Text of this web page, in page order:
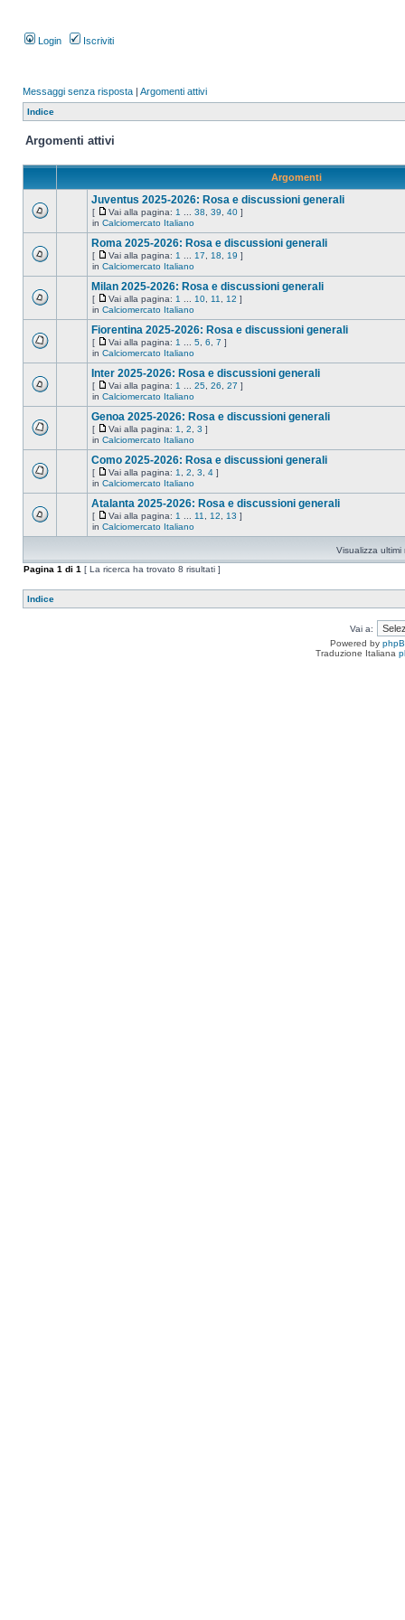
Login Iscriviti
Messaggi senza risposta | Argomenti attivi
Indice
Argomenti attivi
Argomenti
Juventus 2025-2026: Rosa e discussioni generali
[ Vai alla pagina: 1 38 39 40 ]
in Calciomercato Italiano
Roma 2025-2026: Rosa e discussioni generali
[ Vai alla pagina: 1 17 18 19 ]
in Calciomercato Italiano
Milan 2025-2026: Rosa e discussioni generali
[ Vai alla pagina: 1 10 11 12 ]
in Calciomercato Italiano
Fiorentina 2025-2026: Rosa e discussioni generali
[ Vai alla pagina: 1 5 6 7 ]
in Calciomercato Italiano
Inter 2025-2026: Rosa e discussioni generali
[ Vai alla pagina: 1 25 26 27 ]
in Calciomercato Italiano
Genoa 2025-2026: Rosa e discussioni generali
[ Vai alla pagina: 1 2 3 ]
in Calciomercato Italiano
Como 2025-2026: Rosa e discussioni generali
[ Vai alla pagina: 1 2 3 4 ]
in Calciomercato Italiano
Atalanta 2025-2026: Rosa e discussioni generali
[ Vai alla pagina: 1 11 12 13 ]
in Calciomercato Italiano
Visualizza ultimi
Pagina 1 di 1 [ La ricerca ha trovato 8 risultati ]
Indice
Vai a:
Powered by
Traduzione Italiana